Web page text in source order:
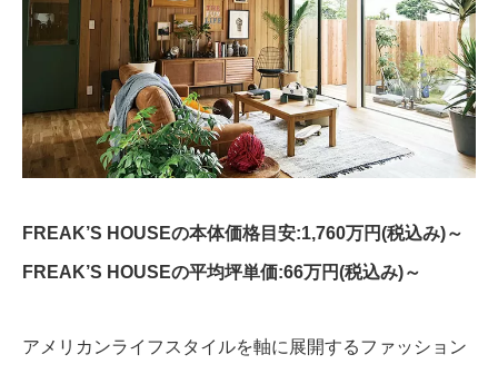
FREAK’S HOUSEの本体価格目安:1,760万円(税込み)～
FREAK’S HOUSEの平均坪単価:66万円(税込み)～
アメリカンライフスタイルを軸に展開するファッション